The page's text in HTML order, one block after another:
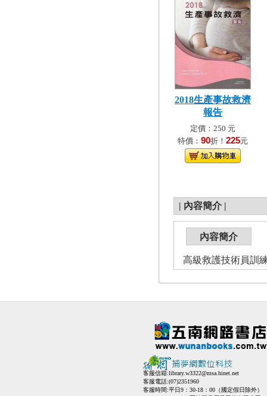
2018生產事故救濟
報告
定價：250 元
特價： 90折！ 225元
| 內容簡介 |
內容簡介
高級救護技術員訓
客服信箱:library.w3322@msa.hinet.net
客服電話:(07)2351960
客服時間:平日9：30-18：00（國定假日除外）